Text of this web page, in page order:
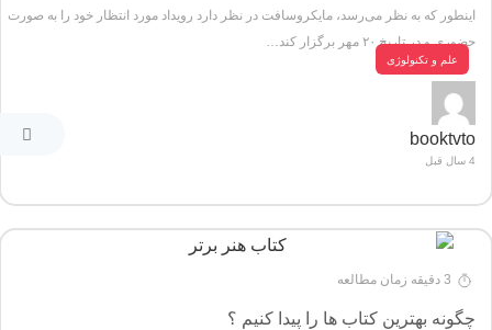
اینطور که به نظر می‌رسد، مایکروسافت در نظر دارد رویداد مورد انتظار خود را به صورت
حضوری و در تاریخ ۲۰ مهر برگزار کند…
booktvto
4 سال قبل
علم و تکنولوژی
3 دقیقه زمان مطالعه
چگونه بهترین کتاب ها را پیدا کنیم ؟